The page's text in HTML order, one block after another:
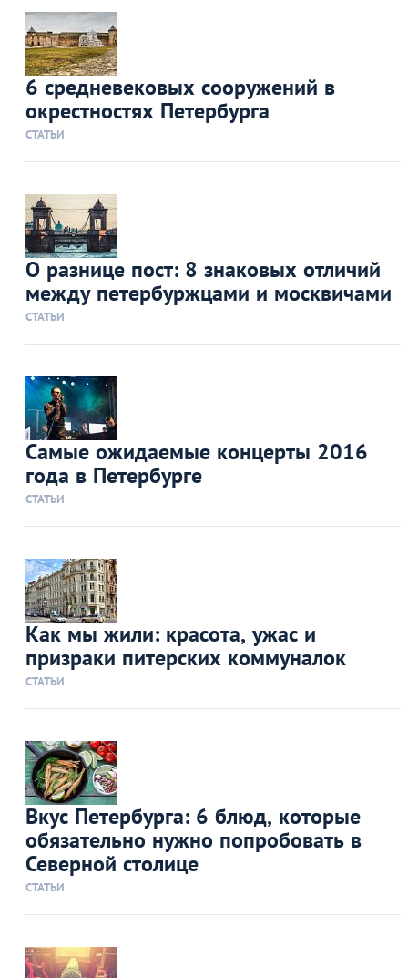
6 средневековых сооружений в
окрестностях Петербурга
СТАТЬИ
О разнице пост: 8 знаковых отличий
между петербуржцами и москвичами
СТАТЬИ
Самые ожидаемые концерты 2016
года в Петербурге
СТАТЬИ
Как мы жили: красота, ужас и
призраки питерских коммуналок
СТАТЬИ
Вкус Петербурга: 6 блюд, которые
обязательно нужно попробовать в
Северной столице
СТАТЬИ